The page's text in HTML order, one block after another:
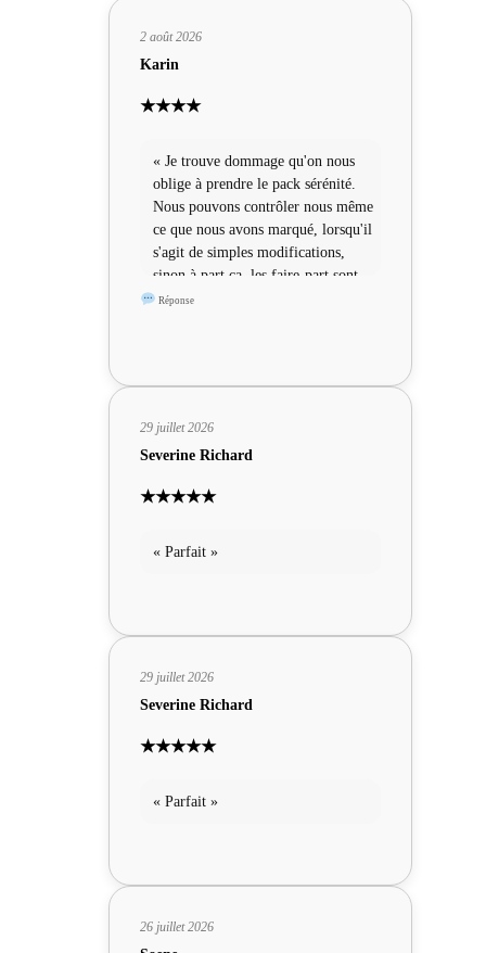
2 août 2026
Karin
★★★★
« Je trouve dommage qu'on nous
oblige à prendre le pack sérénité.
Nous pouvons contrôler nous même
ce que nous avons marqué, lorsqu'il
s'agit de simples modifications,
sinon à part ça, les faire-part sont
sympas »
Réponse
29 juillet 2026
Severine Richard
★★★★★
« Parfait »
29 juillet 2026
Severine Richard
★★★★★
« Parfait »
26 juillet 2026